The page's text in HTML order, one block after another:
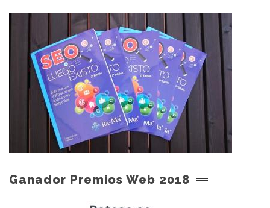
Ganador Premios Web 2018